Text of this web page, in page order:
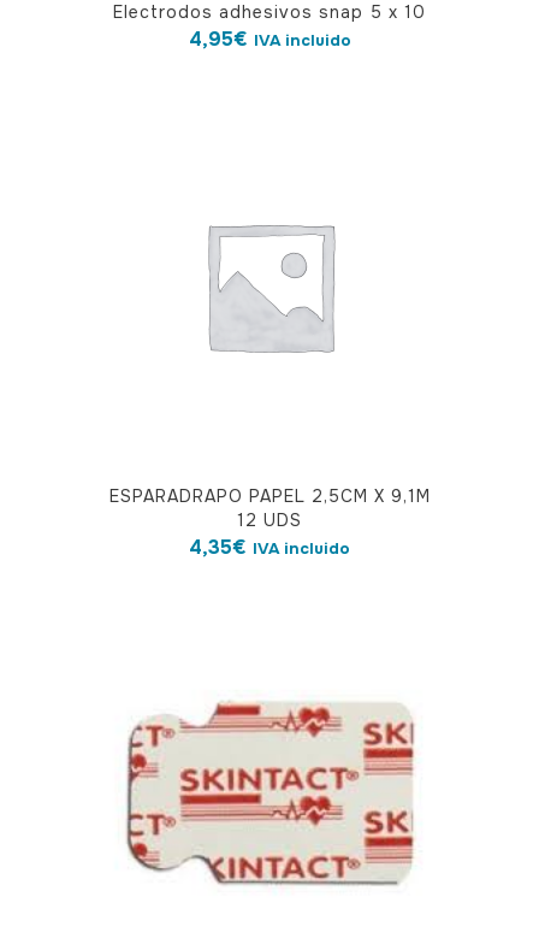
Electrodos adhesivos snap 5 x 10
4,95€ IVA incluido
ESPARADRAPO PAPEL 2,5CM X 9,1M
12 UDS
4,35€ IVA incluido